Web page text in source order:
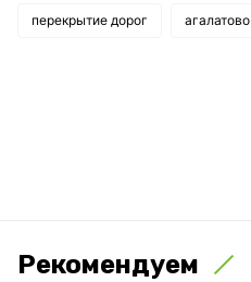
перекрытие дорог агалатово
Рекомендуем